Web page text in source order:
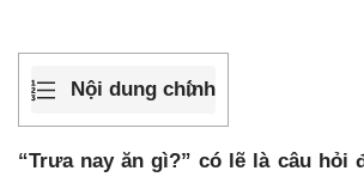
Nội dung chính
“Trưa nay ăn gì?” có lẽ là câu hỏi